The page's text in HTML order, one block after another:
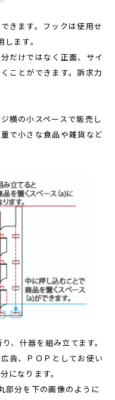
きます。フックは使用せ
ます。
だけではなく正面、サイ
ことができます。訴求力
横の小スペースで販売し
で小さな食品や雑貨など
、什器を組み立てます。
告、ＰＯＰとしてお使い
になります。
部分を下の画像のように